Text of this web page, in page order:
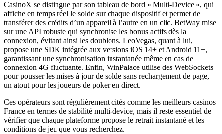
CasinoX se distingue par son tableau de bord « Multi‑Device », qui
affiche en temps réel le solde sur chaque dispositif et permet de
transférer des crédits d’un appareil à l’autre en un clic. BetWay mise
sur une API robuste qui synchronise les bonus actifs dès la
connexion, évitant ainsi les doublons. LeoVegas, quant à lui,
propose une SDK intégrée aux versions iOS 14+ et Android 11+,
garantissant une synchronisation instantanée même en cas de
connexion 4G fluctuante. Enfin, WinPalace utilise des WebSockets
pour pousser les mises à jour de solde sans rechargement de page,
un atout pour les joueurs de poker en direct.
Ces opérateurs sont régulièrement cités comme les meilleurs casinos
France en termes de stabilité multi‑device, mais il reste essentiel de
vérifier que chaque plateforme propose le retrait instantané et les
conditions de jeu que vous recherchez.